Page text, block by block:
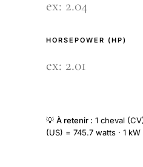
HORSEPOWER (HP)
💡 À retenir : 1 cheval
(US) = 745.7 watts · 1